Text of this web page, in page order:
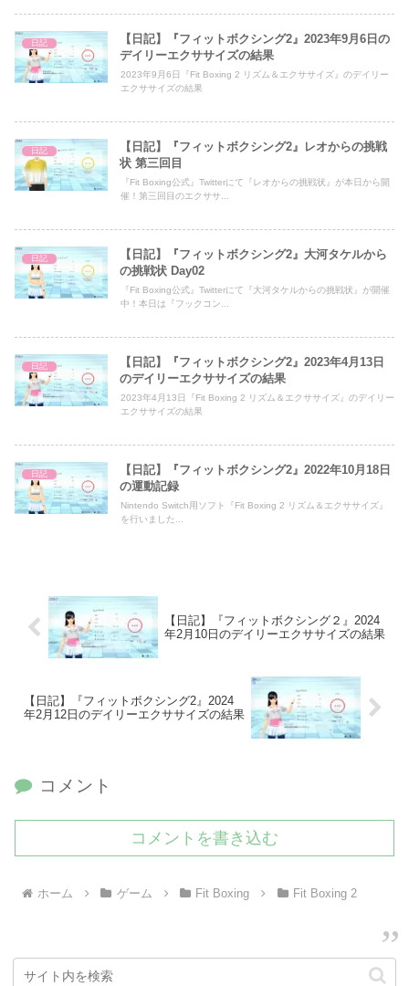
日記
【日記】『フィットボクシング2』2023年9月6日の
デイリーエクササイズの結果
2023年9月6日『Fit Boxing 2 リズム＆エクササイズ』のデイリー
エクササイズの結果
日記
【日記】『フィットボクシング2』レオからの挑戦
状 第三回目
『Fit Boxing公式』Twitterにて『レオからの挑戦状』が本日から開
催！第三回目のエクササ...
日記
【日記】『フィットボクシング2』大河タケルから
の挑戦状 Day02
『Fit Boxing公式』Twitterにて『大河タケルからの挑戦状』が開催
中！本日は『フックコン...
日記
【日記】『フィットボクシング2』2023年4月13日
のデイリーエクササイズの結果
2023年4月13日『Fit Boxing 2 リズム＆エクササイズ』のデイリー
エクササイズの結果
日記
【日記】『フィットボクシング2』2022年10月18日
の運動記録
Nintendo Switch用ソフト『Fit Boxing 2 リズム＆エクササイズ』
を行いました...
【日記】『フィットボクシング２』2024
年2月10日のデイリーエクササイズの結果
【日記】『フィットボクシング2』2024
年2月12日のデイリーエクササイズの結果
コメント
コメントを書き込む
ホーム ゲーム Fit Boxing Fit Boxing 2